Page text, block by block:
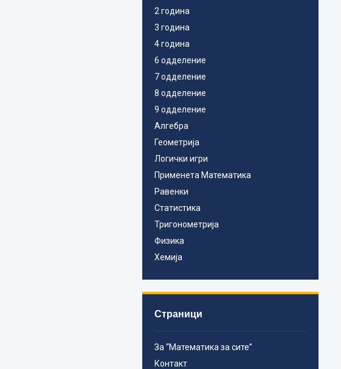
2 година
3 година
4 година
6 одделение
7 одделение
8 одделение
9 одделение
Алгебра
Геометрија
Логички игри
Применета Математика
Равенки
Статистика
Тригонометрија
Физика
Хемија
Страници
За “Математика за сите”
Контакт